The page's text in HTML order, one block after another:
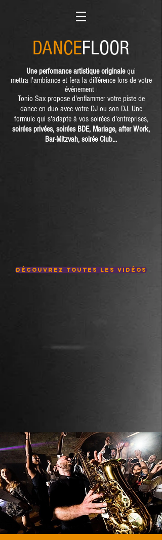
DANCEFLOOR
Une perfomance artistique originalequi
mettra l'ambianceet fera la différence lors de votre
événement !
Tonio Sax propose d'enflammer votre piste de
dance en duo avec votre DJ ou son DJ. Une
formule qui s'adapte à vos soirées d'entreprises,
soirées privées, soirées BDE, Mariage, after Work,
Bar-Mitzvah, soirée Club...
Découvrez toutes les Vidéos